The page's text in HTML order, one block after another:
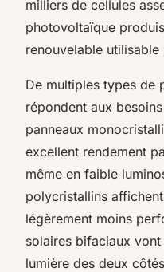
milliers de cellules
photovoltaïque
renouvelable utilisable
De multiples types de
répondent aux
panneaux
excellent rendement
même en faible
polycristallins
légèrement moins
solaires bifaciaux
lumière des deux